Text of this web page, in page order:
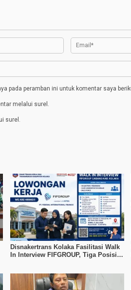
pada peramban ini untuk komentar saya
melalui surel.
surel.
Disnakertrans Kolaka Fasilitasi Walk
In Interview FIFGROUP, Tiga Posisi